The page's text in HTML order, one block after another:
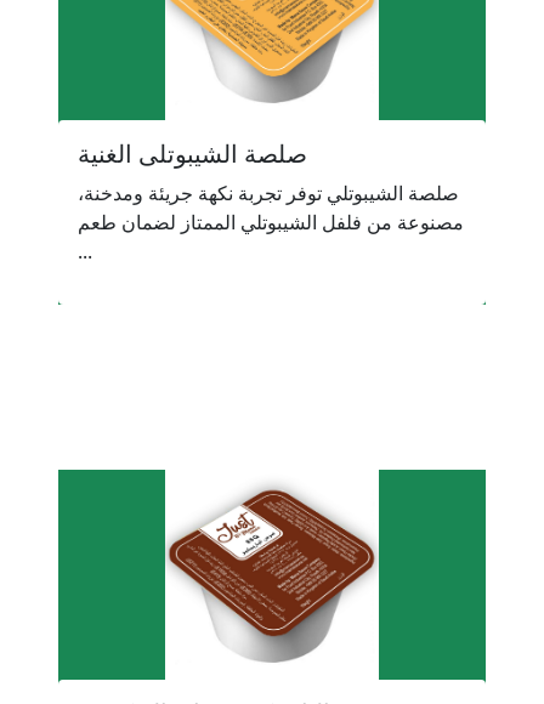
صلصة الشيبوتلى الغنية
صلصة الشيبوتلي توفر تجربة نكهة جريئة ومدخنة،
مصنوعة من فلفل الشيبوتلي الممتاز لضمان طعم
...